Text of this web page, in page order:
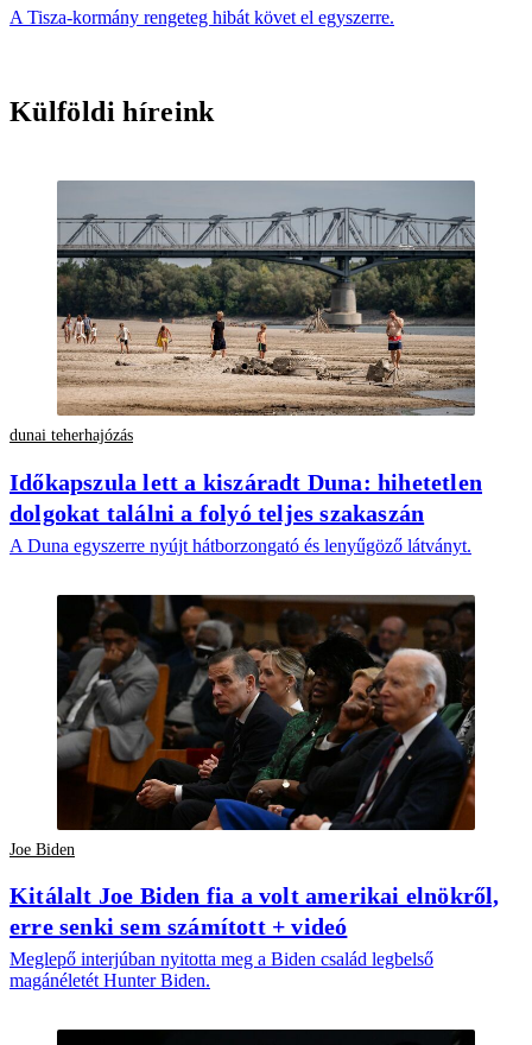
A Tisza-kormány rengeteg hibát követ el egyszerre.
Külföldi híreink
dunai teherhajózás
Időkapszula lett a kiszáradt Duna: hihetetlen
dolgokat találni a folyó teljes szakaszán
A Duna egyszerre nyújt hátborzongató és lenyűgöző látványt.
Joe Biden
Kitálalt Joe Biden fia a volt amerikai elnökről,
erre senki sem számított + videó
Meglepő interjúban nyitotta meg a Biden család legbelső
magánéletét Hunter Biden.